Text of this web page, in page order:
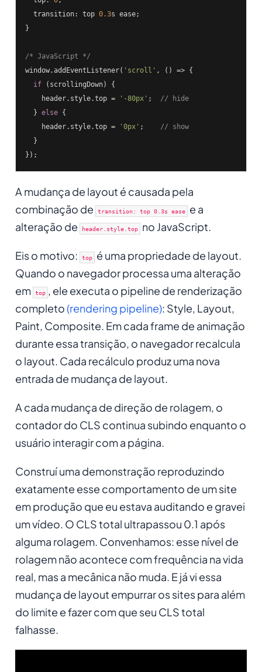
  transition: top
0.3s ease;
}
/* JavaScript */
window.addEventListener( 'scroll' , () => {
if (scrollingDown) {
    header.style.top =
'-80px' ;
// hide
  }
else {
    header.style.top =
'0px' ;
// show
  }
});
A mudança de layout é causada pela
combinação de
transition: top 0.3s ease e a
alteração de
header.style.top no JavaScript.
Eis o motivo: top é uma propriedade de layout.
Quando o navegador processa uma alteração
em top , ele executa o pipeline de renderização
completo(rendering pipeline): Style, Layout,
Paint, Composite. Em cada frame de animação
durante essa transição, o navegador recalcula
o layout. Cada recálculo produz uma nova
entrada de mudança de layout.
A cada mudança de direção de rolagem, o
contador do CLS continua subindo enquanto o
usuário interagir com a página.
Construí uma demonstração reproduzindo
exatamente esse comportamento de um site
em produção que eu estava auditando e gravei
um vídeo. O CLS total ultrapassou 0.1 após
alguma rolagem. Convenhamos: esse nível de
rolagem não acontece com frequência na vida
real, mas a mecânica não muda. E já vi essa
mudança de layout empurrar os sites para além
do limite e fazer com que seu CLS total
falhasse.